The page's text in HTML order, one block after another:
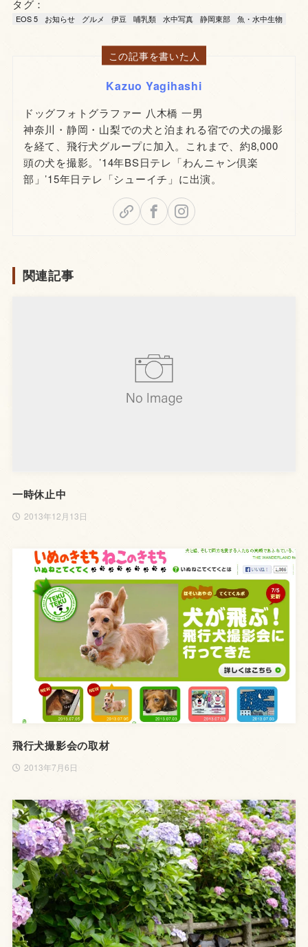
タグ：
EOS 5 お知らせ グルメ 伊豆 哺乳類 水中写真 静岡東部 魚・水中生物
この記事を書いた人
Kazuo Yagihashi
ドッグフォトグラファー 八木橋 一男
神奈川・静岡・山梨での犬と泊まれる宿での犬の撮影
を経て、飛行犬グループに加入。これまで、約8,000
頭の犬を撮影。’14年BS日テレ「わんニャン倶楽
部」’15年日テレ「シューイチ」に出演。
関連記事
一時休止中
2013年12月13日
飛行犬撮影会の取材
2013年7月6日